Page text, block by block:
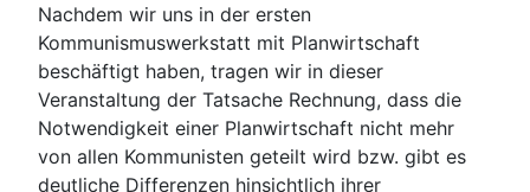
Nachdem wir uns in der ersten
Kommunismuswerkstatt mit Planwirtschaft
beschäftigt haben, tragen wir in dieser
Veranstaltung der Tatsache Rechnung, dass die
Notwendigkeit einer Planwirtschaft nicht mehr
von allen Kommunisten geteilt wird bzw. gibt es
deutliche Differenzen hinsichtlich ihrer